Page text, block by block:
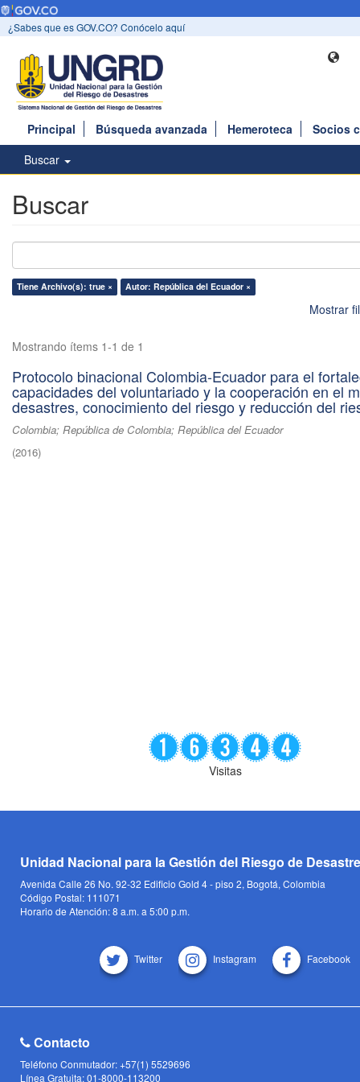
¿Sabes que es GOV.CO? Conócelo aquí
Principal Búsqueda avanzada Hemeroteca
Socios
Buscar
Buscar
Tiene Archivo(s): true × Autor: República del Ecuador ×
Mostrar
Mostrando ítems 1-1 de 1
Protocolo binacional Colombia-Ecuador para el
capacidades del voluntariado y la cooperación en el
desastres, conocimiento del riesgo y reducción del
Colombia; República de Colombia; República del Ecuador
(2016)
Visitas
Unidad Nacional para la Gestión del Riesgo de
Avenida Calle 26 No. 92-32 Edificio Gold 4 - piso 2, Bogotá, Colombia
Código Postal: 111071
Horario de Atención: 8 a.m. a 5:00 p.m.
Twitter Instagram Facebook
Contacto
Teléfono Conmutador: +57(1) 5529696
Línea Gratuita: 01-8000-113200